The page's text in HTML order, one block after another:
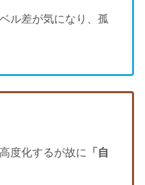
ル差が気になり、孤
度化するが故に 「自